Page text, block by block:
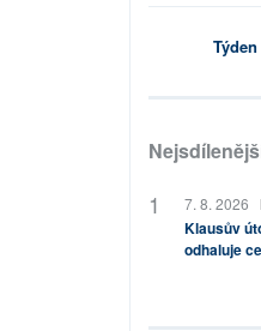
Týden
7. 8. 2026
Klausův
odhaluje